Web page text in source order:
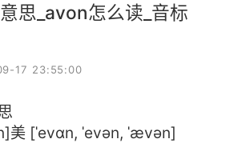
思_avon怎么读_音标
17 23:55:00
美 [ˈevɑn, ˈevən, ˈævən]